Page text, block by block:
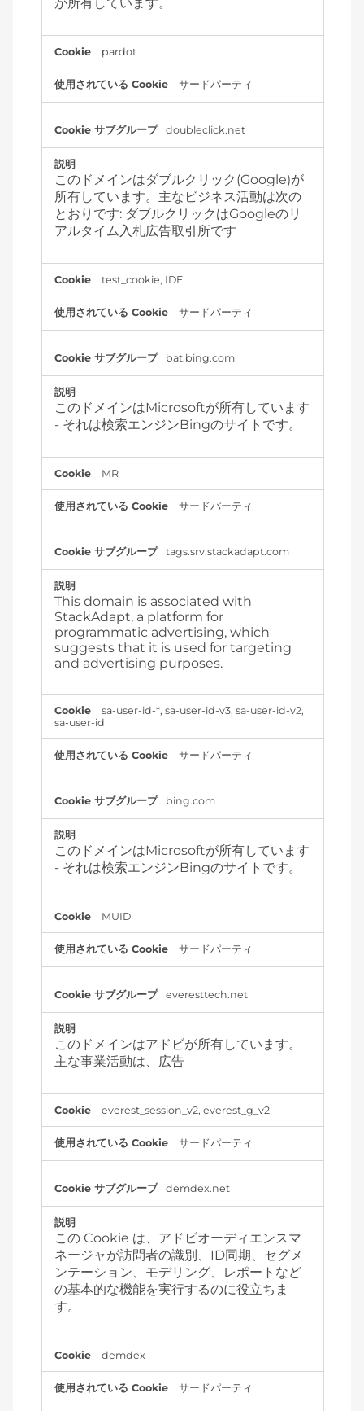
pardot
サードパーティ
doubleclick.net
このドメインはダブルクリック(Google)が
所有しています。主なビジネス活動は次の
とおりです: ダブルクリックはGoogleのリ
アルタイム入札広告取引所です
test_cookie, IDE
サードパーティ
bat.bing.com
このドメインはMicrosoftが所有しています
- それは検索エンジンBingのサイトです。
MR
サードパーティ
tags.srv.stackadapt.com
This domain is associated with
StackAdapt, a platform for
programmatic advertising, which
suggests that it is used for targeting
and advertising purposes.
sa-user-id-*, sa-user-id-v3, sa-user-id-v2,
sa-user-id
サードパーティ
bing.com
このドメインはMicrosoftが所有しています
- それは検索エンジンBingのサイトです。
MUID
サードパーティ
everesttech.net
このドメインはアドビが所有しています。
主な事業活動は、広告
everest_session_v2, everest_g_v2
サードパーティ
demdex.net
この Cookie は、アドビオーディエンスマ
ネージャが訪問者の識別、ID同期、セグメ
ンテーション、モデリング、レポートなど
の基本的な機能を実行するのに役立ちま
す。
demdex
サードパーティ